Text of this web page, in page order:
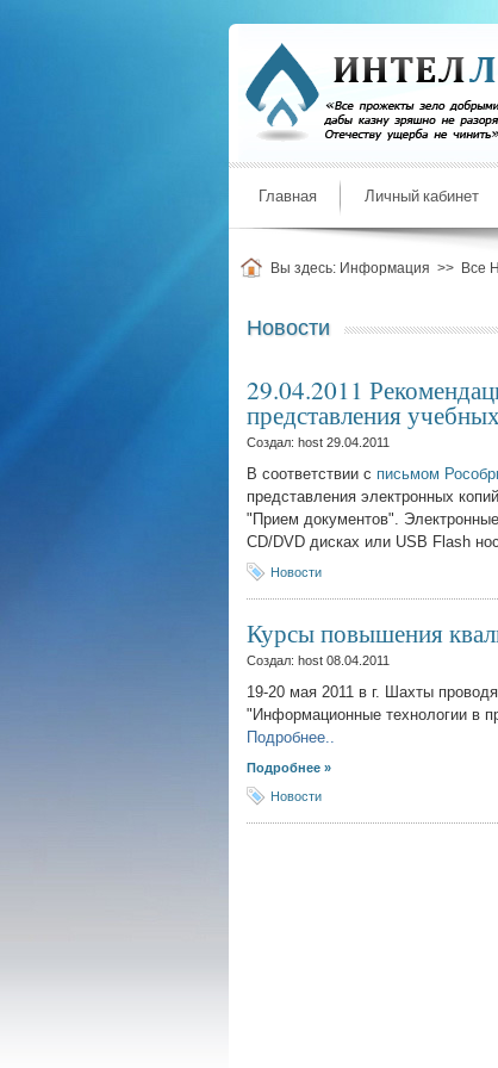
Главная Личный кабинет
Вы здесь: Информация >> Все
Новости
29.04.2011
представления
Создал: host 29.04.2011
В соответствии с письмом
представления электронных
"Прием документов".
CD/DVD дисках или USB Flash
Новости
Курсы повышения
Создал: host 08.04.2011
19-20 мая 2011 в г. Шахты
"Информационные технологии в
Подробнее..
Подробнее »
Новости